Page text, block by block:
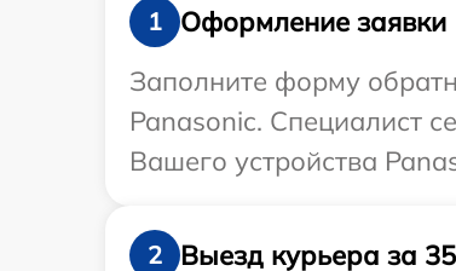
1
Оформление заявки
Заполните форму
Panasonic. Специалист
Вашего устройства
2
Выезд курьера за